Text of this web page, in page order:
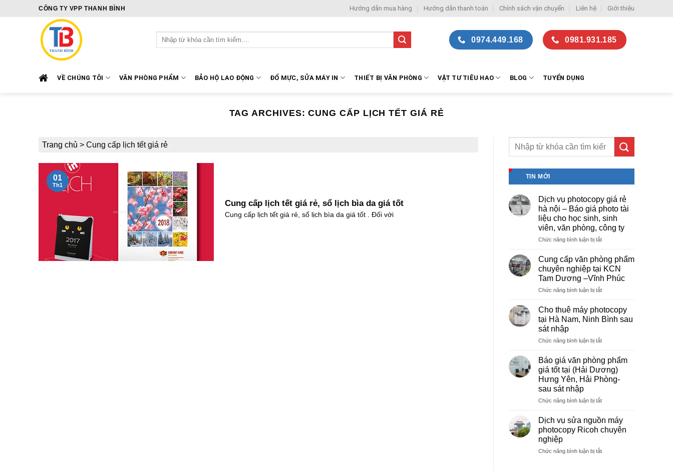
CÔNG TY VPP THANH BÌNH Hướng dẫn mua hàng Hướng dẫn thanh toán Chính sách vận chuyển Liên hệ Giới thiệu
Tìm
kiếm:
0974.449.168 0981.931.185
VỀ CHÚNG TÔI VĂN PHÒNG PHẨM BẢO HỘ LAO ĐỘNG ĐỔ MỰC, SỬA MÁY IN THIẾT BỊ VĂN PHÒNG VẬT TƯ TIÊU HAO BLOG TUYỂN DỤNG
TAG ARCHIVES:CUNG CẤP LỊCH TẾT GIÁ RẺ
Trang chủ > Cung cấp lịch tết giá rẻ
Cung cấp lịch tết giá rẻ, sổ lịch bìa da giá tốt
Cung cấp lịch tết giá rẻ, sổ lịch bìa da giá tốt . Đối với
01
Th1
TIN MỚI
Dịch vụ photocopy giá rẻ
hà nội – Báo giá photo tài
liệu cho học sinh, sinh
viên, văn phòng, công ty
Chức năng bình luận bị tắtở
vụ
photocopy
giá
rẻ
hà
–
Báo
giá
tài
cho
học
sinh,
sinh
văn
công
ty
Cung cấp văn phòng phẩm
chuyên nghiệp tại KCN
Tam Dương –Vĩnh Phúc
Chức năng bình luận bị tắtở
cấp
văn
phòng
chuyên
tại
KCN
Tam
Dương
Vĩnh
Cho thuê máy photocopy
tại Hà Nam, Ninh Bình sau
sát nhập
Chức năng bình luận bị tắtở
máy
photocopy
tại
Nam,
sau
sát
Báo giá văn phòng phẩm
giá tốt tại (Hải Dương)
Hưng Yên, Hải Phòng-
sau sát nhập
Chức năng bình luận bị tắtở
văn
phòng
giá
Dịch vụ sửa nguồn máy
photocopy Ricoh chuyên
nghiệp
Chức năng bình luận bị tắtở